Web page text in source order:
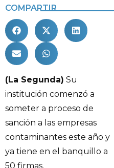
COMPARTIR
(La Segunda) Su
institución comenzó a
someter a proceso de
sanción a las empresas
contaminantes este año y
ya tiene en el banquillo a
50 firmas.